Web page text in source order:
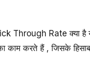
Through Rate क्या है
करते हैं , जिसके